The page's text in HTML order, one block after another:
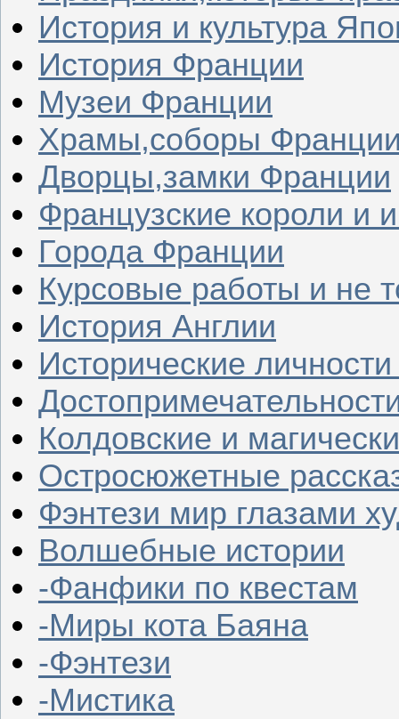
История и культура
История Франции
Музеи Франции
Храмы,соборы
Дворцы,замки Франции
Французские короли и
Города Франции
Курсовые работы и не
История Англии
Исторические
Колдовские и
Остросюжетные
Фэнтези мир глазами
Волшебные истории
-Фанфики по квестам
-Миры кота Баяна
-Фэнтези
-Мистика